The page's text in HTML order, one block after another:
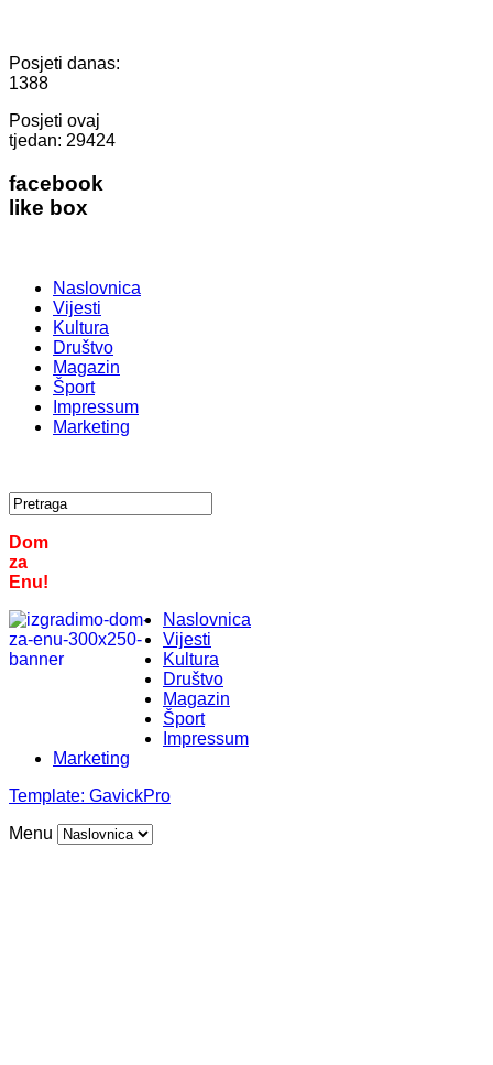
Posjeti danas:
1388
Posjeti ovaj
tjedan: 29424
facebook
like box
Naslovnica
Vijesti
Kultura
Društvo
Magazin
Šport
Impressum
Marketing
Dom
za
Enu!
Naslovnica
Vijesti
Kultura
Društvo
Magazin
Šport
Impressum
Marketing
Template: GavickPro
Menu